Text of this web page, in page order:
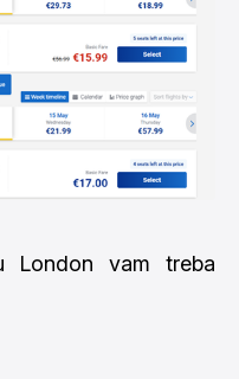
London vam treba